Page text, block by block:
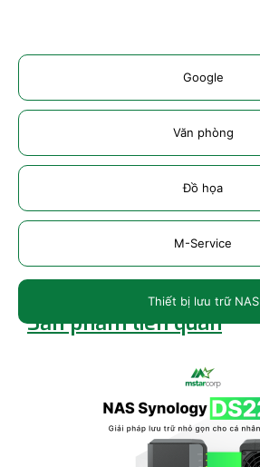
Google
Văn phòng
Đồ họa
M-Service
Sản phẩm liên quan
Thiết bị lưu trữ NAS